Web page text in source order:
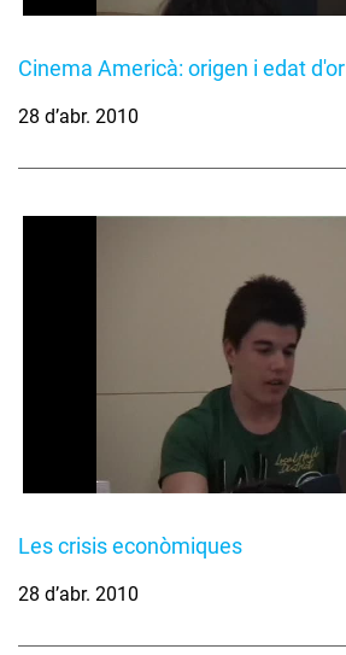
Cinema Americà: origen i edat d'or
28 d’abr. 2010
Les crisis econòmiques
28 d’abr. 2010